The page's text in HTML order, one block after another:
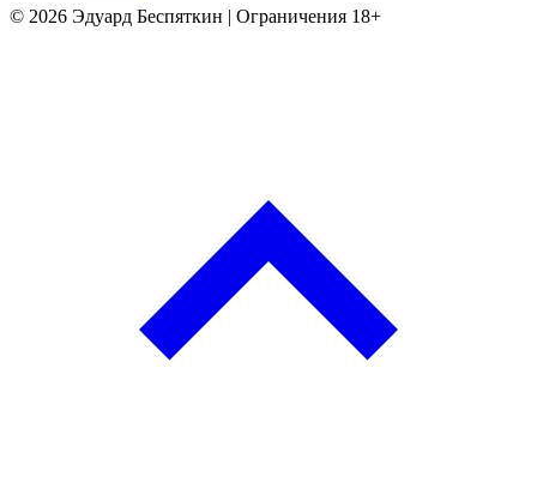
© 2026 Эдуард Беспяткин | Ограничения 18+